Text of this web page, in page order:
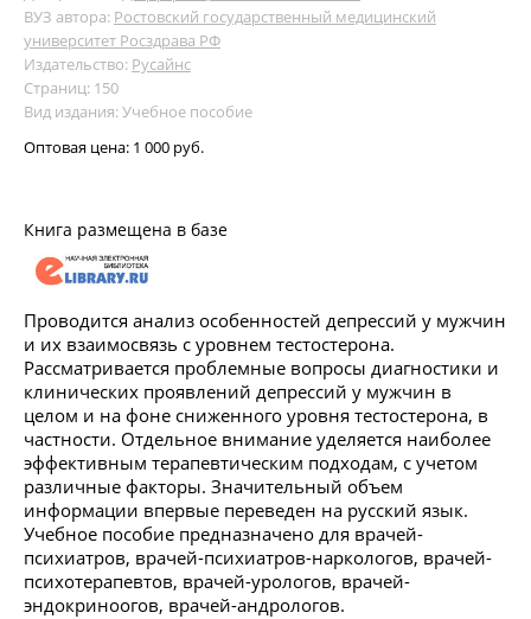
ВУЗ автора: Ростовский государственный медицинский
университет Росздрава РФ
Издательство: Русайнс
Страниц: 150
Вид издания: Учебное пособие
Оптовая цена: 1 000 руб.
Книга размещена в базе
Проводится анализ особенностей депрессий у мужчин
и их взаимосвязь с уровнем тестостерона.
Рассматривается проблемные вопросы диагностики и
клинических проявлений депрессий у мужчин в
целом и на фоне сниженного уровня тестостерона, в
частности. Отдельное внимание уделяется наиболее
эффективным терапевтическим подходам, с учетом
различные факторы. Значительный объем
информации впервые переведен на русский язык.
Учебное пособие предназначено для врачей-
психиатров, врачей-психиатров-наркологов, врачей-
психотерапевтов, врачей-урологов, врачей-
эндокриноогов, врачей-андрологов.